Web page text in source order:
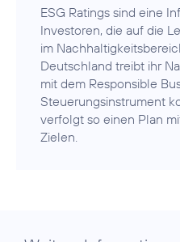
ESG Ratings sind eine
Investoren, die auf die
im
Deutschland treibt ihr
mit dem Responsible
Steuerungsinstrument
verfolgt so einen Plan
Zielen.